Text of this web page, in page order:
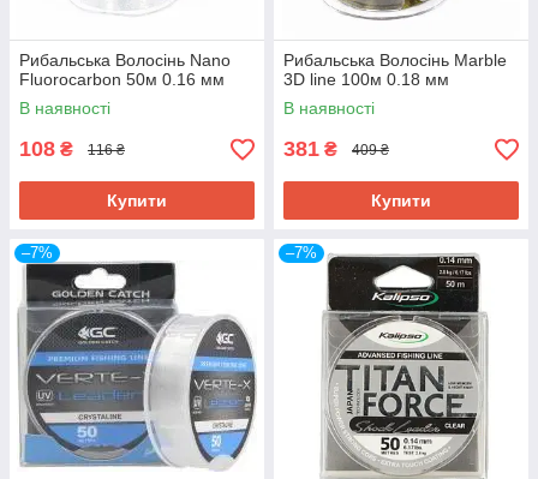
Волосінь Kalipso Titan Force
Рибальська Волосінь Nano
Fluorocarbon 50м 0.16 мм
В наявності
108 ₴ 116 ₴
Купити
Рибальська Волосінь Marble
3D line 100м 0.18 мм
В наявності
381 ₴ 409 ₴
Купити
–7% –7%